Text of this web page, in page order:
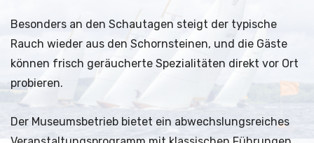
Besonders an den Schautagen steigt der typische
Rauch wieder aus den Schornsteinen, und die Gäste
können frisch geräucherte Spezialitäten direkt vor Ort
probieren.
Der Museumsbetrieb bietet ein abwechslungsreiches